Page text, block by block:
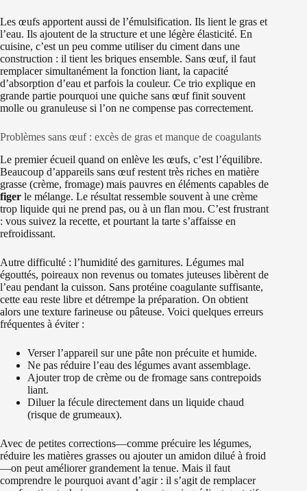
Les œufs apportent aussi de l’émulsification. Ils lient le gras et
l’eau. Ils ajoutent de la structure et une légère élasticité. En
cuisine, c’est un peu comme utiliser du ciment dans une
construction : il tient les briques ensemble. Sans œuf, il faut
remplacer simultanément la fonction liant, la capacité
d’absorption d’eau et parfois la couleur. Ce trio explique en
grande partie pourquoi une quiche sans œuf finit souvent
molle ou granuleuse si l’on ne compense pas correctement.
Problèmes sans œuf : excès de gras et manque de coagulants
Le premier écueil quand on enlève les œufs, c’est l’équilibre.
Beaucoup d’appareils sans œuf restent très riches en matière
grasse (crème, fromage) mais pauvres en éléments capables de
figer le mélange. Le résultat ressemble souvent à une crème
trop liquide qui ne prend pas, ou à un flan mou. C’est frustrant
: vous suivez la recette, et pourtant la tarte s’affaisse en
refroidissant.
Autre difficulté : l’humidité des garnitures. Légumes mal
égouttés, poireaux non revenus ou tomates juteuses libèrent de
l’eau pendant la cuisson. Sans protéine coagulante suffisante,
cette eau reste libre et détrempe la préparation. On obtient
alors une texture farineuse ou pâteuse. Voici quelques erreurs
fréquentes à éviter :
Verser l’appareil sur une pâte non précuite et humide.
Ne pas réduire l’eau des légumes avant assemblage.
Ajouter trop de crème ou de fromage sans contrepoids
liant.
Diluer la fécule directement dans un liquide chaud
(risque de grumeaux).
Avec de petites corrections—comme précuire les légumes,
réduire les matières grasses ou ajouter un amidon dilué à froid
—on peut améliorer grandement la tenue. Mais il faut
comprendre le pourquoi avant d’agir : il s’agit de remplacer